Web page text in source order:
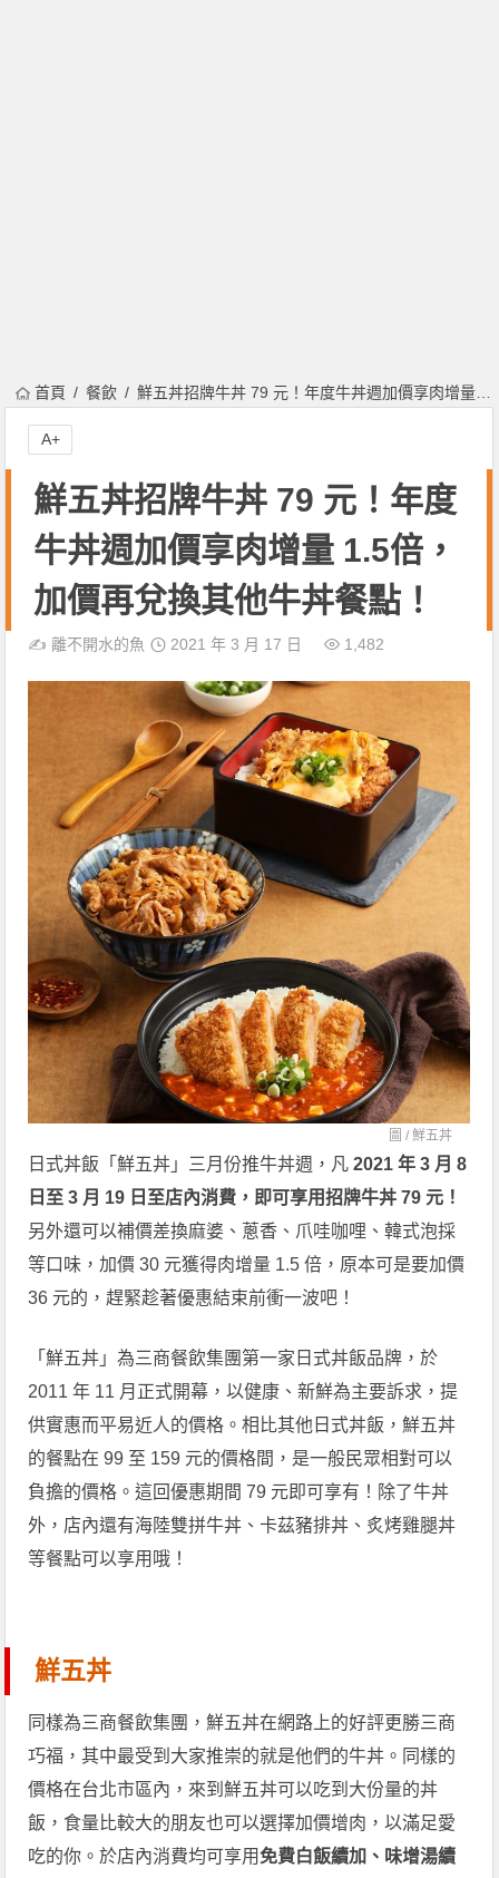
首頁 餐飲 鮮五丼招牌牛丼 79 元！年度牛丼週加價享肉增量 1.5倍，加價再兌換其他牛丼餐點！
鮮五丼招牌牛丼 79 元！年度
牛丼週加價享肉增量 1.5倍，
加價再兌換其他牛丼餐點！
✍️離不開水的魚 2021 年 3 月 17 日 1,482
圖 /鮮五丼
日式丼飯「鮮五丼」三月份推牛丼週，凡2021 年 3 月 8
日至 3 月 19 日至店內消費，即可享用招牌牛丼 79 元！
另外還可以補價差換麻婆、蔥香、爪哇咖哩、韓式泡採
等口味，加價 30 元獲得肉增量 1.5 倍，原本可是要加價
36 元的，趕緊趁著優惠結束前衝一波吧！
「鮮五丼」為三商餐飲集團第一家日式丼飯品牌，於
2011 年 11 月正式開幕，以健康、新鮮為主要訴求，提
供實惠而平易近人的價格。相比其他日式丼飯，鮮五丼
的餐點在 99 至 159 元的價格間，是一般民眾相對可以
負擔的價格。這回優惠期間 79 元即可享有！除了牛丼
外，店內還有海陸雙拼牛丼、卡茲豬排丼、炙烤雞腿丼
等餐點可以享用哦！
鮮五丼
同樣為三商餐飲集團，鮮五丼在網路上的好評更勝三商
巧福，其中最受到大家推崇的就是他們的牛丼。同樣的
價格在台北市區內，來到鮮五丼可以吃到大份量的丼
飯，食量比較大的朋友也可以選擇加價增肉，以滿足愛
吃的你。於店內消費均可享用免費白飯續加、味增湯續
A+